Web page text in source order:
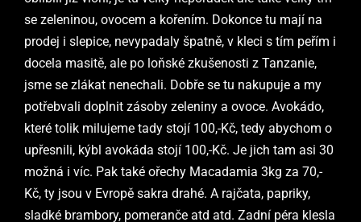
se zeleninou, ovocem a kořením. Dokonce tu mají na
prodej i slepice, nevypadaly špatně, v kleci s tím peřím i
docela masitě, ale po loňské zkušenosti z Tanzanie,
jsme se zlákat nenechali. Dobře se tu nakupuje a my
potřebvali doplnit zásoby zeleniny a ovoce. Avokádo,
které tolik milujeme tady stojí 100,-Kč, tedy abychom o
upřesnili, kýbl avokáda stojí 100,-Kč. Je jich tam asi 30
možná i víc. Pak také ořechy Macadamia 3kg za 70,-
Kč, ty jsou v Evropě sakra drahé. A rajčata, papriky,
sladké brambory, pomeranče atd atd. Zadní péra klesla